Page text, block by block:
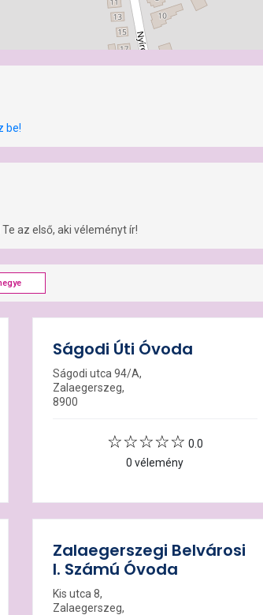
be!
az első, aki véleményt ír!
Ságodi Úti Óvoda
Ságodi utca 94/A,
Zalaegerszeg,
8900
0.0
0 vélemény
Zalaegerszegi Belvárosi
I. Számú Óvoda
Kis utca 8,
Zalaegerszeg,